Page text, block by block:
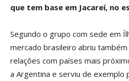
que tem base em Jacareí, no
Segundo o grupo com sede em
mercado brasileiro abriu
relações com países mais
a Argentina e serviu de exemplo